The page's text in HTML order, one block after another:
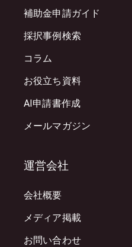
補助金申請ガイド
採択事例検索
コラム
お役立ち資料
AI申請書作成
メールマガジン
運営会社
会社概要
メディア掲載
お問い合わせ